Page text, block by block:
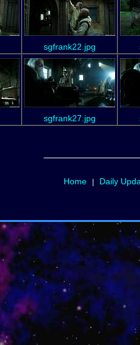
sgfrank22.jpg
sgfrank27.jpg
Home| Daily